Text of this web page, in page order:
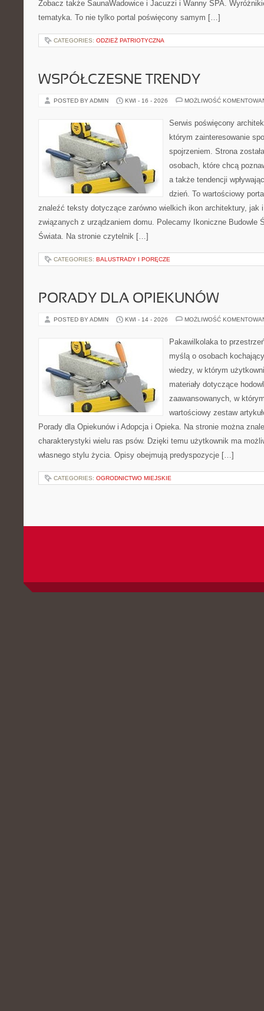
Zobacz także SaunaWadowice i Jacuzzi i Wanny SPA.
tematyka. To nie tylko portal poświęcony samym […]
CATEGORIES: ODZIEŻ PATRIOTYCZNA
WSPÓŁCZESNE TRENDY
POSTED BY ADMIN KWI - 16 - 2026 MOŻLIWOŚĆ
Serwis poświęcony
którym zainteresowanie
spojrzeniem. Strona
osobach, które chcą
a także tendencji
dzień. To wartościowy
znaleźć teksty dotyczące zarówno wielkich ikon architektury, jak
związanych z urządzaniem domu. Polecamy Ikoniczne Budowle
Świata. Na stronie czytelnik […]
CATEGORIES: BALUSTRADY I PORĘCZE
PORADY DLA OPIEKUNÓW
POSTED BY ADMIN KWI - 14 - 2026 MOŻLIWOŚĆ
Pakawilkolaka to
myślą o osobach
wiedzy, w którym
materiały dotyczące
zaawansowanych, w
wartościowy zestaw
Porady dla Opiekunów i Adopcja i Opieka. Na stronie można
charakterystyki wielu ras psów. Dzięki temu użytkownik ma
własnego stylu życia. Opisy obejmują predyspozycje […]
CATEGORIES: OGRODNICTWO MIEJSKIE